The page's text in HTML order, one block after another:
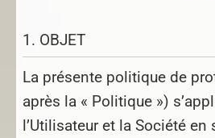
1. OBJET
La présente politique de
après la « Politique »)
l’Utilisateur et la Société